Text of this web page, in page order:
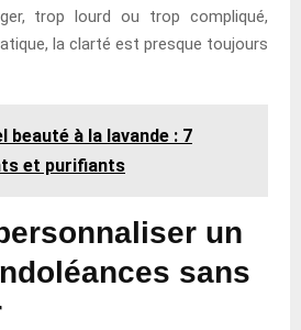
trop lourd ou trop compliqué,
la clarté est presque toujours
beauté à la lavande : 7
et purifiants
un
sans